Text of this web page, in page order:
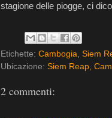
stagione delle piogge, ci
Etichette: Cambogia, Siem
Ubicazione: Siem Reap,
2 commenti: